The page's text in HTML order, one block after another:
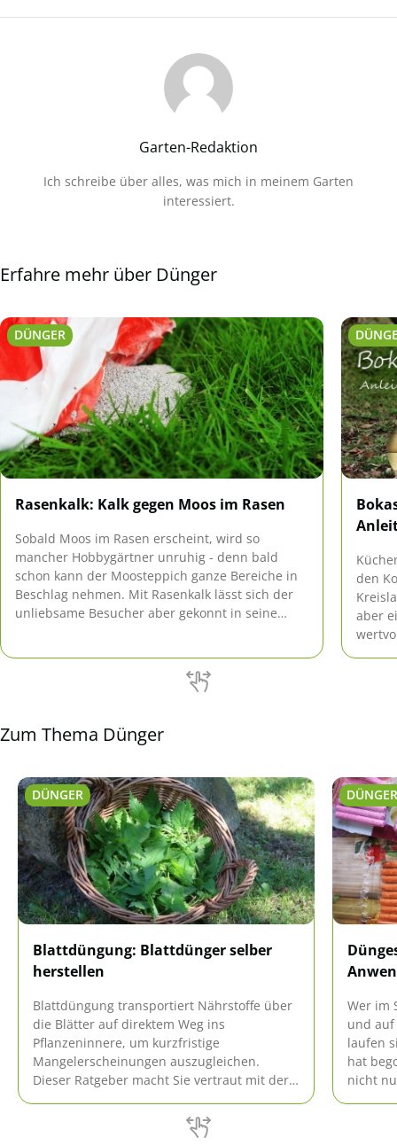
Garten-Redaktion
Ich schreibe über alles, was mich in meinem Garten
interessiert.
Erfahre mehr über Dünger
DÜNGER
Rasenkalk: Kalk gegen Moos im Rasen
Sobald Moos im Rasen erscheint, wird so
mancher Hobbygärtner unruhig - denn bald
schon kann der Moosteppich ganze Bereiche in
Beschlag nehmen. Mit Rasenkalk lässt sich der
unliebsame Besucher aber gekonnt in seine
den
aber
Zum Thema Dünger
DÜNGER
Blattdüngung: Blattdünger selber
herstellen
Blattdüngung transportiert Nährstoffe über
die Blätter auf direktem Weg ins
Pflanzeninnere, um kurzfristige
Mangelerscheinungen auszugleichen.
Dieser Ratgeber macht Sie vertraut mit der
der Nährstoffaufnahme ist mit Risiken
verbunden. Unsere praxiserprobte
DÜNGER
Wer im
und auf
laufen
hat
nicht